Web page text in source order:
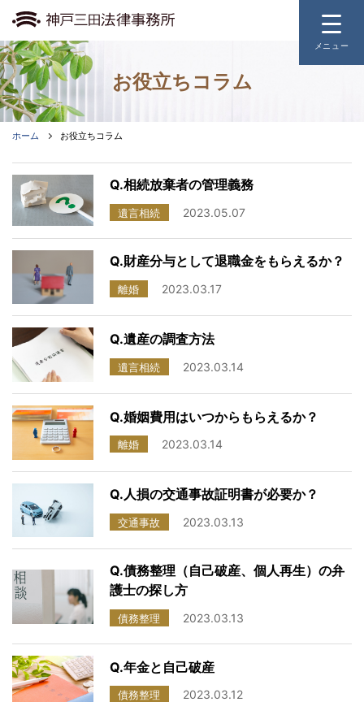
メニュー
ホーム
弁護士費用
よくあるご質問
お役立ちコラム
079-562-3911
オンライン予約
お役立ちコラム
ホーム お役立ちコラム
Q.相続放棄者の管理義務
遺言相続 2023.05.07
Q.財産分与として退職金をもらえるか？
離婚 2023.03.17
Q.遺産の調査方法
遺言相続 2023.03.14
Q.婚姻費用はいつからもらえるか？
離婚 2023.03.14
Q.人損の交通事故証明書が必要か？
交通事故 2023.03.13
Q.債務整理（自己破産、個人再生）の弁
護士の探し方
債務整理 2023.03.13
Q.年金と自己破産
債務整理 2023.03.12